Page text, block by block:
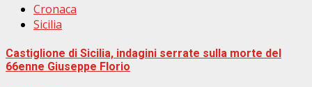
Cronaca
Sicilia
Castiglione di Sicilia, indagini serrate sulla morte del
66enne Giuseppe Florio